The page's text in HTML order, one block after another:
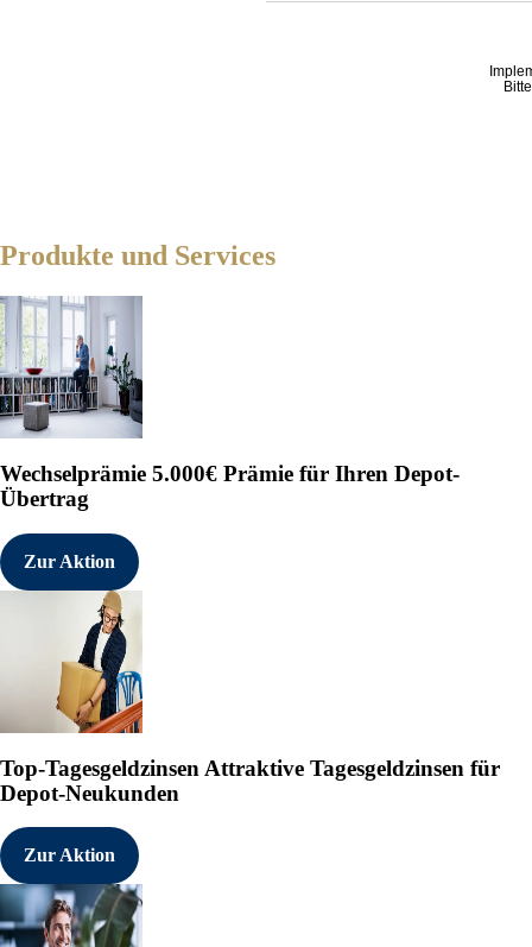
ISIN
Art des  Fällig-
obersten
Produkte und Services
Wechselprämie 5.000€ Prämie für Ihren Depot-
Übertrag
Zur Aktion
Top-Tagesgeldzinsen Attraktive Tagesgeldzinsen für
Depot-Neukunden
Zur Aktion